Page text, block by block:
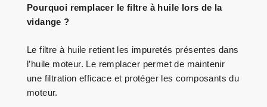
Pourquoi remplacer le filtre à huile lors de la
vidange ?
Le filtre à huile retient les impuretés présentes dans
l’huile moteur. Le remplacer permet de maintenir
une filtration efficace et protéger les composants du
moteur.